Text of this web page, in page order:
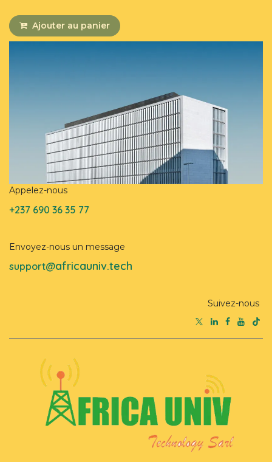
Ajouter au panier
Appelez-nous
+237 690 36 35 77
Envoyez-nous un message
support@africauniv.tech
Suivez-nous